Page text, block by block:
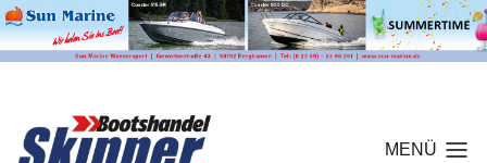
MENÜ